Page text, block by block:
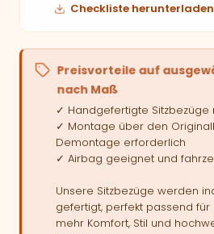
Checkliste herunterladen
Preisvorteile auf
nach Maß
✓ Handgefertigte Sitzbezüge
✓ Montage über den
Demontage erforderlich
✓ Airbag geeignet und
Unsere Sitzbezüge werden
gefertigt, perfekt passend für
mehr Komfort, Stil und